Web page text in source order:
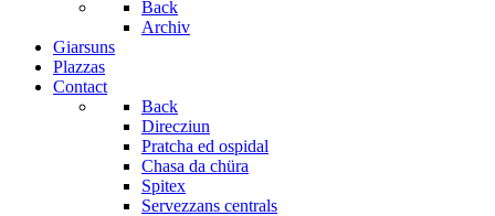
Back
Archiv
Giarsuns
Plazzas
Contact
Back
Direcziun
Pratcha ed ospidal
Chasa da chüra
Spitex
Servezzans centrals